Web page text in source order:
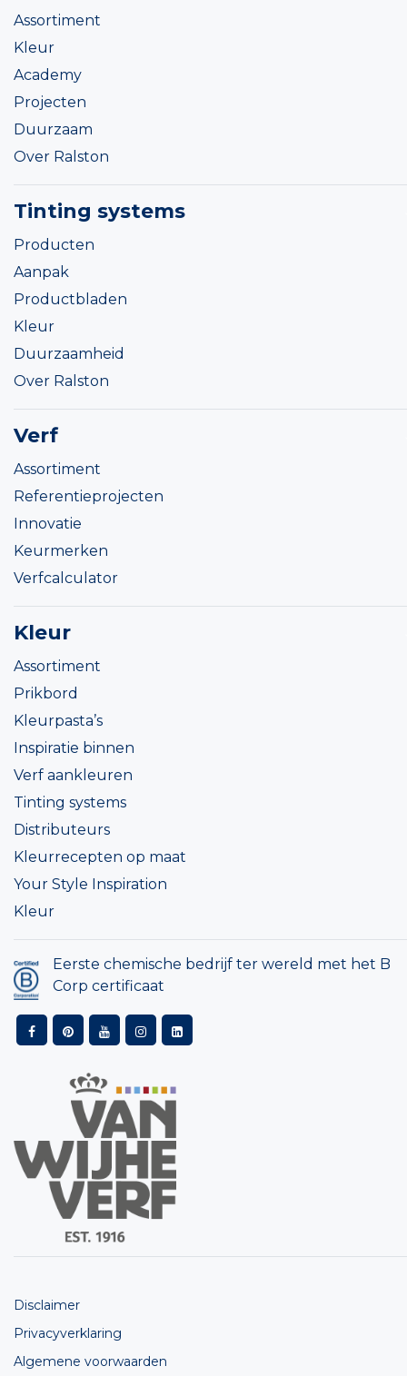
Assortiment
Kleur
Academy
Projecten
Duurzaam
Over Ralston
Tinting systems
Producten
Aanpak
Productbladen
Kleur
Duurzaamheid
Over Ralston
Verf
Assortiment
Referentieprojecten
Innovatie
Keurmerken
Verfcalculator
Kleur
Assortiment
Prikbord
Kleurpasta’s
Inspiratie binnen
Verf aankleuren
Tinting systems
Distributeurs
Kleurrecepten op maat
Your Style Inspiration
Kleur
Eerste chemische bedrijf ter wereld met het B
Corp certificaat
Disclaimer
Privacyverklaring
Algemene voorwaarden